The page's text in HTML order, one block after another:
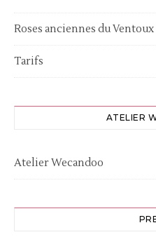
Roses anciennes du Ventoux
Tarifs
ATELIER
Atelier Wecandoo